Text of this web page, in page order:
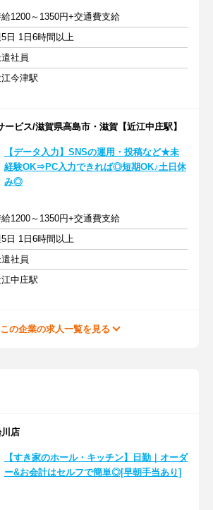
1200～1350円+交通費支給
日 1日6時間以上
社員
今津駅
ビス/滋賀県高島市・滋賀【近江中庄駅】
【データ入力】SNSの運用・投稿など★未
経験OK⇒PC入力できれば◎短期OK♪土日休
み◎
1200～1350円+交通費支給
日 1日6時間以上
社員
中庄駅
この企業の求人一覧を見る
店
【すき家のホール・キッチン】日勤｜オーダ
ー&お会計はセルフで簡単◎[早朝手当あり]